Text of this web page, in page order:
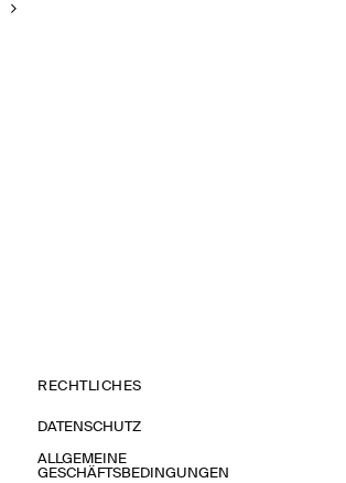
RECHTLICHES
DATENSCHUTZ
ALLGEMEINE
GESCHÄFTSBEDINGUNGEN